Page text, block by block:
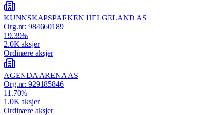
KUNNSKAPSPARKEN HELGELAND AS
Org.nr: 984660189
19.39%
2.0K aksjer
Ordinære aksjer
AGENDA ARENA AS
Org.nr: 929185846
11.70%
1.0K aksjer
Ordinære aksjer